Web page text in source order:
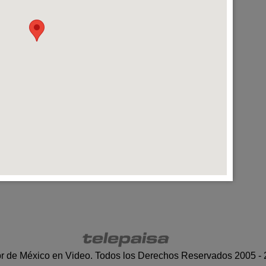
de México en Video. Todos los Derechos Reservados 2005 -